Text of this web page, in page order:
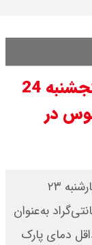
پیش بینی هوای گلستان فردا پنجشنبه 24
در
بر اساس اعلام هواشناسی گلستان، صبح چهارشنبه ۲۳
با ثبت دمای ۱۴ درجه سانتی‌گراد به‌عنوان
دمای پارک